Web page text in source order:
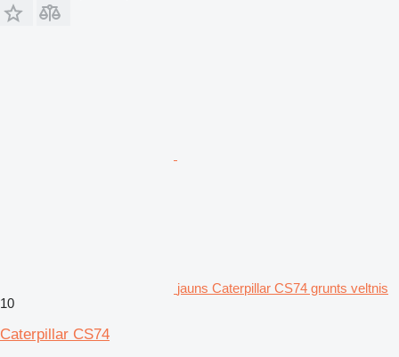
jauns Caterpillar CS74 grunts veltnis
10
Caterpillar CS74